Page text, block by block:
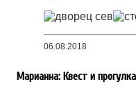
06.08.2018
Марианна: Квест и